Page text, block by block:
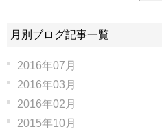
月別ブログ記事一覧
2016年07月
2016年03月
2016年02月
2015年10月